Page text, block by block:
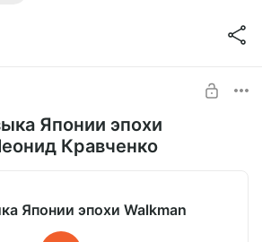
Японии эпохи
Кравченко
Японии эпохи Walkman